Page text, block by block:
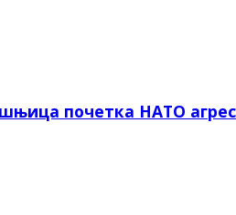
почетка НАТО